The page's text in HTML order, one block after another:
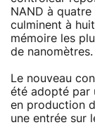
NAND à
culminent à
mémoire les
de nanomètres.
Le nouveau
été adopté par
en production
une entrée sur